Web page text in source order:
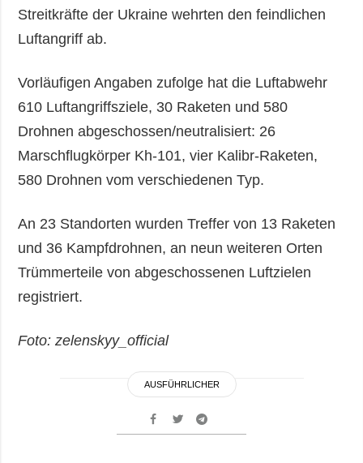
Streitkräfte der Ukraine wehrten den feindlichen
Luftangriff ab.
Vorläufigen Angaben zufolge hat die Luftabwehr
610 Luftangriffsziele, 30 Raketen und 580
Drohnen abgeschossen/neutralisiert: 26
Marschflugkörper Kh-101, vier Kalibr-Raketen,
580 Drohnen vom verschiedenen Typ.
An 23 Standorten wurden Treffer von 13 Raketen
und 36 Kampfdrohnen, an neun weiteren Orten
Trümmerteile von abgeschossenen Luftzielen
registriert.
Foto: zelenskyy_official
AUSFÜHRLICHER